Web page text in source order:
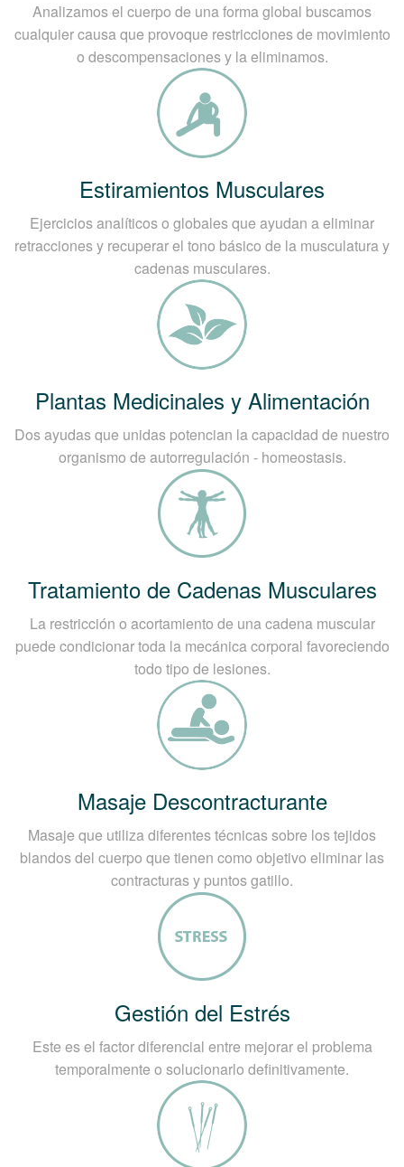
Analizamos el cuerpo de una forma global buscamos
cualquier causa que provoque restricciones de movimiento
o descompensaciones y la eliminamos.
Estiramientos Musculares
Ejercicios analíticos o globales que ayudan a eliminar
retracciones y recuperar el tono básico de la musculatura y
cadenas musculares.
Plantas Medicinales y Alimentación
Dos ayudas que unidas potencian la capacidad de nuestro
organismo de autorregulación - homeostasis.
Tratamiento de Cadenas Musculares
La restricción o acortamiento de una cadena muscular
puede condicionar toda la mecánica corporal favoreciendo
todo tipo de lesiones.
Masaje Descontracturante
Masaje que utiliza diferentes técnicas sobre los tejidos
blandos del cuerpo que tienen como objetivo eliminar las
contracturas y puntos gatillo.
Gestión del Estrés
Este es el factor diferencial entre mejorar el problema
temporalmente o solucionarlo definitivamente.